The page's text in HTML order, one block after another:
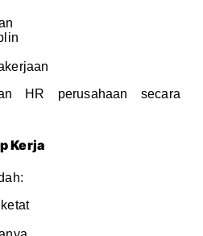
HR perusahaan secara
Kerja